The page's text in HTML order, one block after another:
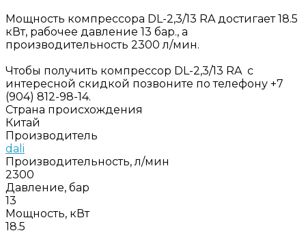
Мощность компрессора DL-2,3/13 RA достигает 18.5
кВт, рабочее давление 13 бар., а
производительность 2300 л/мин.
Чтобы получить компрессор DL-2,3/13 RA с
интересной скидкой позвоните по телефону +7
(904) 812-98-14.
Страна происхождения
Китай
Производитель
dali
Производительность, л/мин
2300
Давление, бар
13
Мощность, кВт
18.5